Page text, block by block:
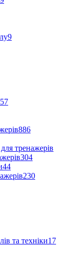
9
57
886
тренажерів
304
44
230
та техніки17